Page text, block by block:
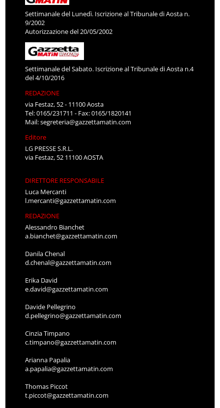
Settimanale del Lunedì. Iscrizione al Tribunale di Aosta n.
9/2002
Autorizzazione del 20/05/2002
Settimanale del Sabato. Iscrizione al Tribunale di Aosta n.4
del 4/10/2016
REDAZIONE
via Festaz, 52 - 11100 Aosta
Tel: 0165/231711 - Fax: 0165/1820141
Mail:segreteria@gazzettamatin.com
Editore
LG PRESSE S.R.L.
via Festaz, 52 11100 AOSTA
DIRETTORE RESPONSABILE
Luca Mercanti
l.mercanti@gazzettamatin.com
REDAZIONE
Alessandro Bianchet
a.bianchet@gazzettamatin.com
Danila Chenal
d.chenal@gazzettamatin.com
Erika David
e.david@gazzettamatin.com
Davide Pellegrino
d.pellegrino@gazzettamatin.com
Cinzia Timpano
c.timpano@gazzettamatin.com
Arianna Papalia
a.papalia@gazzettamatin.com
Thomas Piccot
t.piccot@gazzettamatin.com